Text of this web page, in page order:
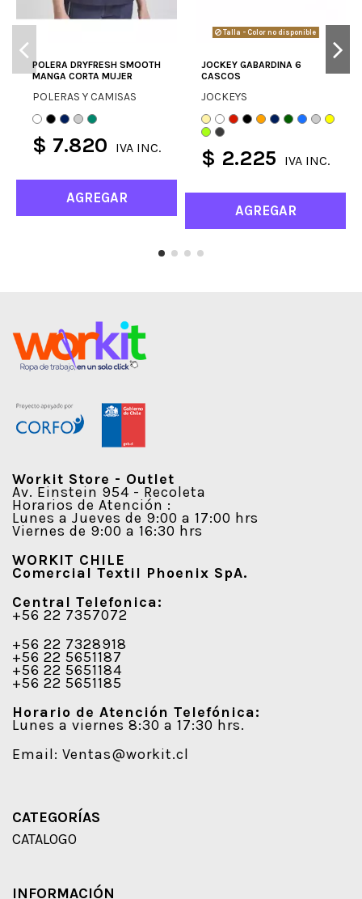
POLERA DRYFRESH SMOOTH
MANGA CORTA MUJER
POLERAS Y CAMISAS
$ 7.820 IVA INC.
AGREGAR
Talla - Color no disponible
JOCKEY GABARDINA 6
CASCOS
JOCKEYS
$ 2.225 IVA INC.
AGREGAR
Workit Store - Outlet
Av. Einstein 954 - Recoleta
Horarios de Atención :
Lunes a Jueves de 9:00 a 17:00 hrs
Viernes de 9:00 a 16:30 hrs
WORKIT CHILE
Comercial Textil Phoenix SpA.
Central Telefonica:
+56 22 7357072
+56 22 7328918
+56 22 5651187
+56 22 5651184
+56 22 5651185
Horario de Atención Telefónica:
Lunes a viernes 8:30 a 17:30 hrs.
Email: Ventas@workit.cl
CATEGORÍAS
CATALOGO
INFORMACIÓN